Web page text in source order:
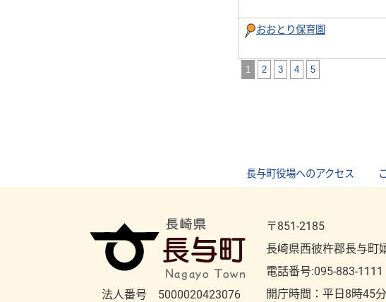
おおとり保育園
1 2 3 4 5
長与町役場へのアクセス
法人番号 5000020423076
〒851-2185
長崎県西彼杵郡長与町
電話番号:095-883-1111
開庁時間：平⽇8時45